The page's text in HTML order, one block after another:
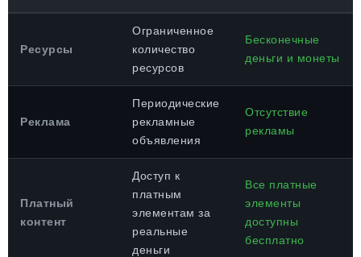
Ресурсы
Ограниченное
количество
ресурсов
Бесконечные
деньги и монеты
Реклама
Периодические
рекламные
объявления
Отсутствие
рекламы
Платный
контент
Доступ к
платным
элементам за
реальные
деньги
Все платные
элементы
доступны
бесплатно